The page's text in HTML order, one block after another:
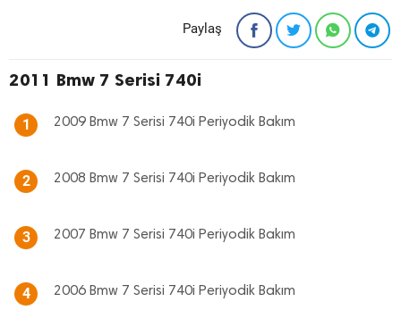
Paylaş
2011 Bmw 7 Serisi 740i
1 2009 Bmw 7 Serisi 740i Periyodik Bakım
2 2008 Bmw 7 Serisi 740i Periyodik Bakım
3 2007 Bmw 7 Serisi 740i Periyodik Bakım
4 2006 Bmw 7 Serisi 740i Periyodik Bakım